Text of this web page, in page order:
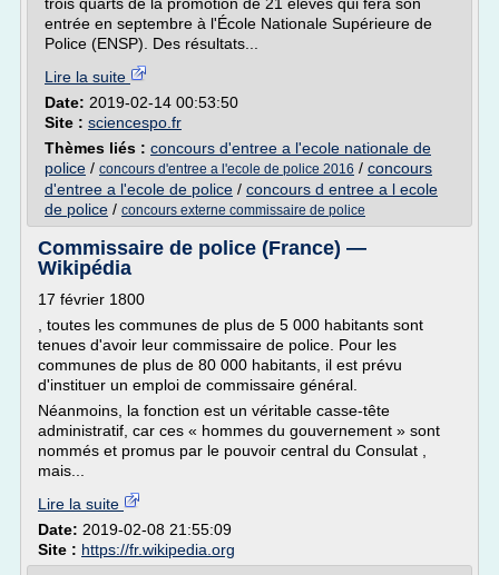
entrée en septembre à l'École Nationale Supérieure de
Police (ENSP). Des résultats...
Lire la suite
Date: 2019-02-14 00:53:50
Site : sciencespo.fr
Thèmes liés : concours d'entree a l'ecole nationale de
police / concours d'entree a l'ecole de police 2016 / concours
d'entree a l'ecole de police / concours d entree a l ecole
de police / concours externe commissaire de police
Commissaire de police (France) —
Wikipédia
17 février 1800
, toutes les communes de plus de 5 000 habitants sont
tenues d'avoir leur commissaire de police. Pour les
communes de plus de 80 000 habitants, il est prévu
d'instituer un emploi de commissaire général.
Néanmoins, la fonction est un véritable casse-tête
administratif, car ces « hommes du gouvernement » sont
nommés et promus par le pouvoir central du Consulat ,
mais...
Lire la suite
Date: 2019-02-08 21:55:09
Site : https://fr.wikipedia.org